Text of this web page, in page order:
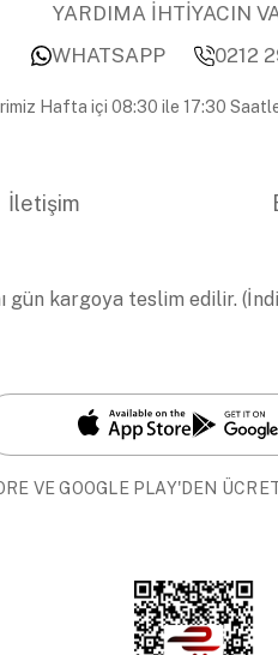
YARDIMA İHTİYACIN
WHATSAPP
0212
Hafta içi 08:30 ile 17:30
İletişim
gün kargoya teslim edilir.
VE GOOGLE PLAY'DEN